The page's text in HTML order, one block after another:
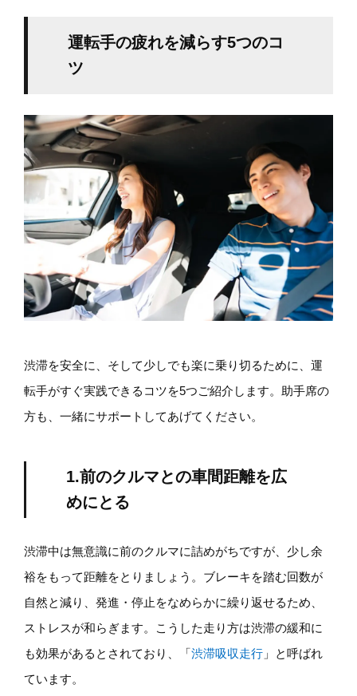
運転手の疲れを減らす5つのコ
ツ
渋滞を安全に、そして少しでも楽に乗り切るために、運
転手がすぐ実践できるコツを5つご紹介します。助手席の
方も、一緒にサポートしてあげてください。
1.前のクルマとの車間距離を広
めにとる
渋滞中は無意識に前のクルマに詰めがちですが、少し余
裕をもって距離をとりましょう。ブレーキを踏む回数が
自然と減り、発進・停止をなめらかに繰り返せるため、
ストレスが和らぎます。こうした走り方は渋滞の緩和に
も効果があるとされており、「渋滞吸収走行 」と呼ばれ
ています。